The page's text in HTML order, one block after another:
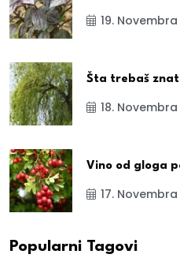
19.
Šta trebaš
18.
Vino od gloga
17.
Popularni Tagovi